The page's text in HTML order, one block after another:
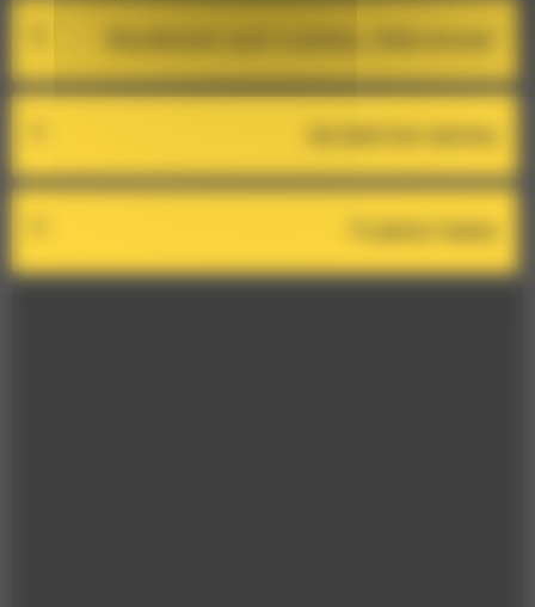
Jak dodać kod rabatowy
Przydatne funkcje